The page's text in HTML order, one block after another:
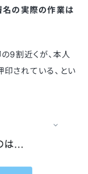
名の実際の作業は
9割近くが、本人
されている、とい